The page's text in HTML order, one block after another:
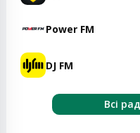
Power FM
DJ FM
Всі